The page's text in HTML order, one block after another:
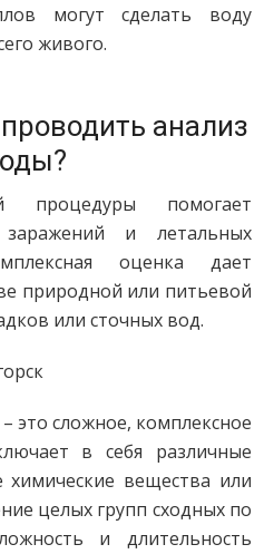
могут сделать воду
живого.
анализ
процедуры помогает
и летальных
оценка дает
природной или питьевой
или сточных вод.
это сложное, комплексное
в себя различные
вещества или
целых групп сходных по
и длительность